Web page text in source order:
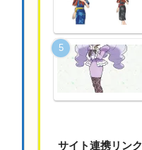
サイト連携リンク